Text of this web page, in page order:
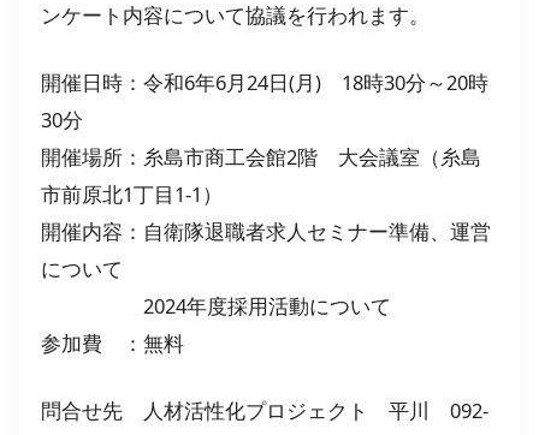
ンケート内容について協議を行われます。
開催日時：令和6年6月24日(月) 18時30分～20時
30分
開催場所：糸島市商工会館2階 大会議室（糸島
市前原北1丁目1-1）
開催内容： 自衛隊退職者求人セミナー準備、運営
について
2024年度採用活動について
参加費 ：無料
問合せ先 人材活性化プロジェクト 平川 092-